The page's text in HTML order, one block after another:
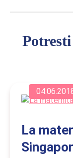
Potresti
La